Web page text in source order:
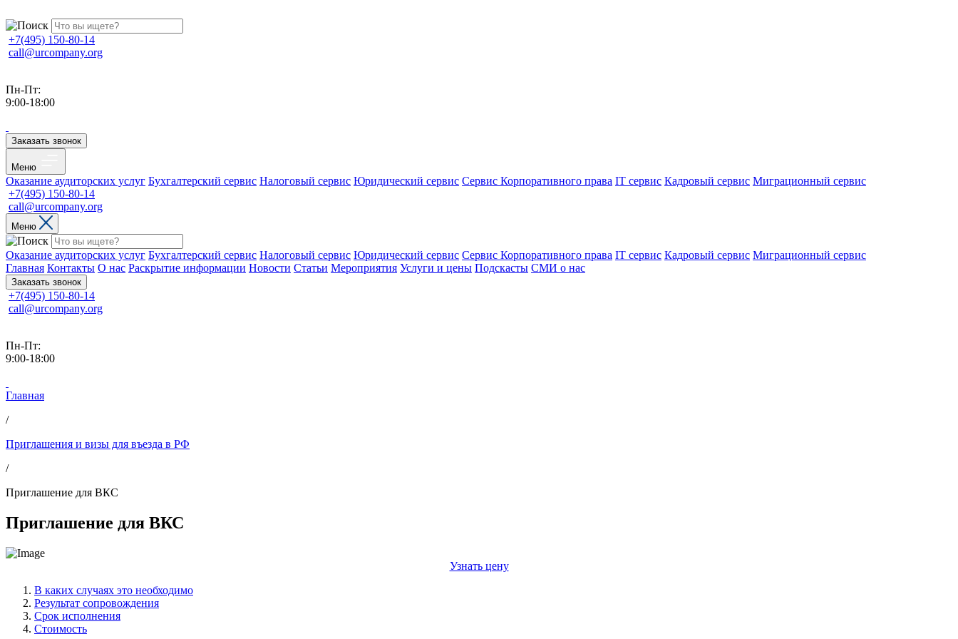
+7(495) 150-80-14
call@urcompany.org
Пн-Пт:
9:00-18:00
Заказать звонок
Меню
Оказание аудиторских услуг Бухгалтерский сервис Налоговый сервис Юридический сервис Сервис Корпоративного права IT сервис Кадровый сервис Миграционный сервис
+7(495) 150-80-14
call@urcompany.org
Меню
Оказание аудиторских услуг Бухгалтерский сервис Налоговый сервис Юридический сервис Сервис Корпоративного права IT сервис Кадровый сервис Миграционный сервис
Главная Контакты О нас Раскрытие информации Новости Статьи Мероприятия Услуги и цены Подскасты СМИ о нас
Заказать звонок
+7(495) 150-80-14
call@urcompany.org
Пн-Пт:
9:00-18:00
Главная
/
Приглашения и визы для въезда в РФ
/
Приглашение для ВКС
Приглашение для ВКС
Узнать цену
В каких случаях это необходимо
Результат сопровождения
Срок исполнения
Стоимость